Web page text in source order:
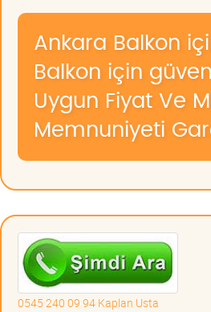
Ankara Balkon
Balkon için
Uygun Fiyat Ve
Memnuniyeti
0545 240 09 94 Kaplan Usta